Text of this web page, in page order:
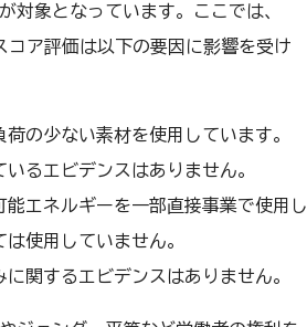
対象となっています。ここでは、
ア評価は以下の要因に影響を受け
の少ない素材を使用しています。
るエビデンスはありません。
エネルギーを一部直接事業で使用し
使用していません。
関するエビデンスはありません。